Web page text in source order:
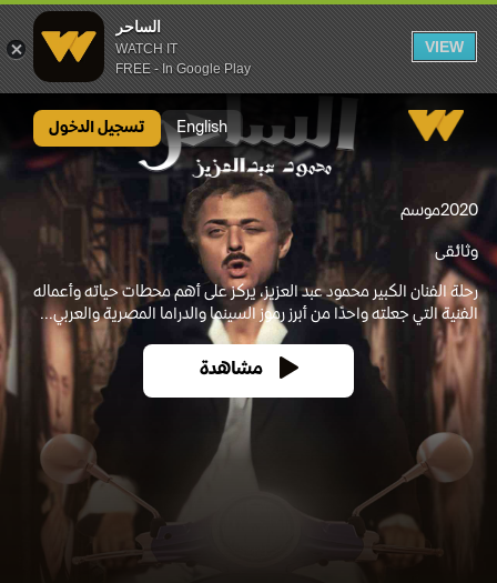
الساحر
WATCH IT
FREE - In Google Play
VIEW
English تسجيل الدخول
2020موسم
وثائقى
رحلة الفنان الكبير محمود عبد العزيز، يركز على أهم محطات حياته وأعماله
الفنية التي جعلته واحدًا من أبرز رموز السينما والدراما المصرية والعربي...
مشاهدة